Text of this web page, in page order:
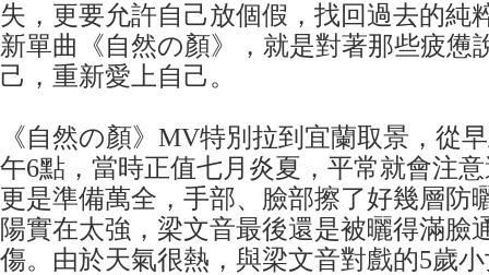
失，更要允許自己放個假，找回過去的純
新單曲《自然の顏》，就是對著那些疲憊
己，重新愛上自己。
《自然の顏》MV特別拉到宜蘭取景，從
午6點，當時正值七月炎夏，平常就會注
更是準備萬全，手部、臉部擦了好幾層防
陽實在太強，梁文音最後還是被曬得滿臉
傷。由於天氣很熱，與梁文音對戲的5歲